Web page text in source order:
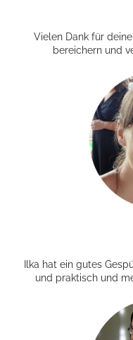
Vielen Dank für
bereichern und
Ilka hat ein gutes
und praktisch und